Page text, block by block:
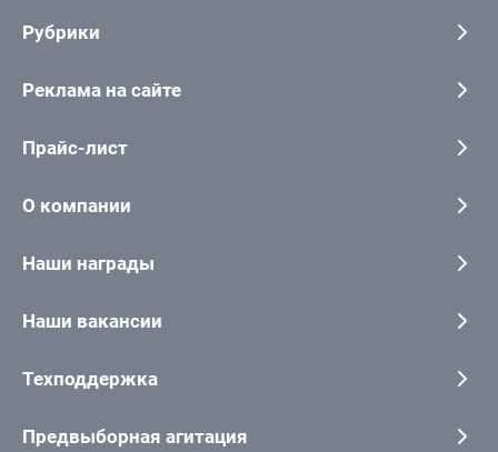
Рубрики
Реклама на сайте
Прайс-лист
О компании
Наши награды
Наши вакансии
Техподдержка
Предвыборная агитация